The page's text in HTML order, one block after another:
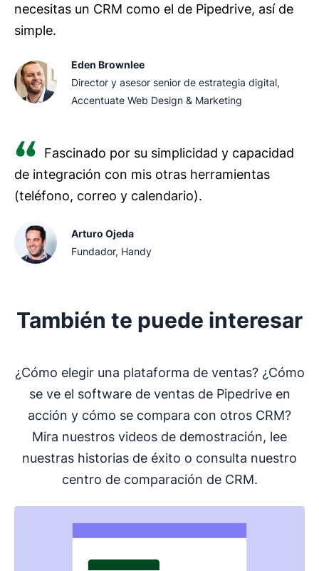
necesitas un CRM como el de Pipedrive, así de
simple.
Eden Brownlee
Director y asesor senior de estrategia digital,
Accentuate Web Design & Marketing
Fascinado por su simplicidad y capacidad
de integración con mis otras herramientas
(teléfono, correo y calendario).
Arturo Ojeda
Fundador, Handy
También te puede interesar
¿Cómo elegir una plataforma de ventas? ¿Cómo
se ve el software de ventas de Pipedrive en
acción y cómo se compara con otros CRM?
Mira nuestros videos de demostración, lee
nuestras historias de éxito o consulta nuestro
centro de comparación de CRM.